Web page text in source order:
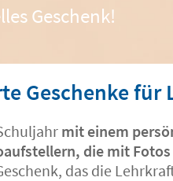
Geschenk!
Geschenke für
mit einem
die mit
das die